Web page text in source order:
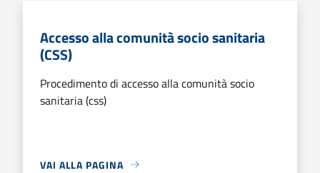
Accesso alla comunità socio sanitaria
(CSS)
Procedimento di accesso alla comunità socio
sanitaria (css)
VAI ALLA PAGINA